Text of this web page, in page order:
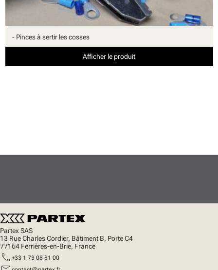
- Pinces à sertir les cosses
Afficher le produit
Partex SAS
13 Rue Charles Cordier, Bâtiment B, Porte C4
77164 Ferrières-en-Brie, France
call +33 1 73 08 81 00